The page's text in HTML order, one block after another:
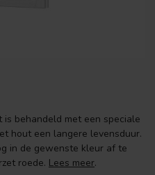
behandeld met een speciale
hout een langere levensduur.
in de gewenste kleur af te
roede. Lees meer.